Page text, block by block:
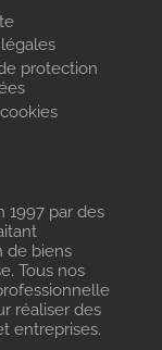
protection
1997 par des
de biens
Tous nos
réaliser des
entreprises.